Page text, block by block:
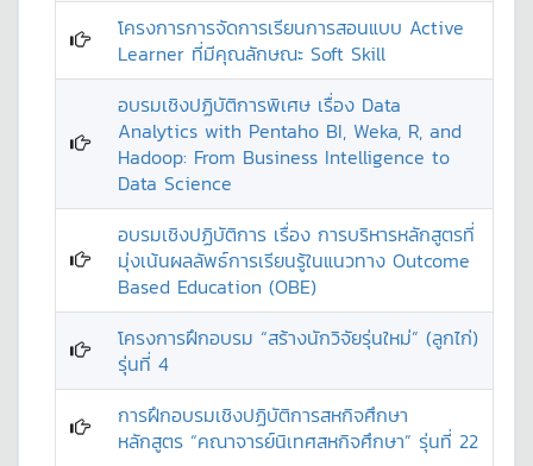
โครงการการจัดการเรียนการสอนแบบ Active
Learner ที่มีคุณลักษณะ Soft Skill
อบรมเชิงปฏิบัติการพิเศษ เรื่อง Data
Analytics with Pentaho BI, Weka, R, and
Hadoop: From Business Intelligence to
Data Science
อบรมเชิงปฏิบัติการ เรื่อง การบริหารหลักสูตรที่
มุ่งเน้นผลลัพธ์การเรียนรู้ในแนวทาง Outcome
Based Education (OBE)
โครงการฝึกอบรม “สร้างนักวิจัยรุ่นใหม่” (ลูกไก่)
รุ่นที่ 4
การฝึกอบรมเชิงปฏิบัติการสหกิจศึกษา
หลักสูตร “คณาจารย์นิเทศสหกิจศึกษา” รุ่นที่ 22